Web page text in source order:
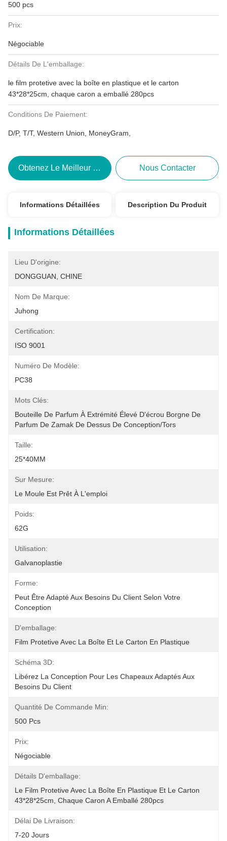
500 pcs
Prix:
Négociable
Détails De L'emballage:
le film protetive avec la boîte en plastique et le carton
43*28*25cm, chaque caron a emballé 280pcs
Conditions De Paiement:
D/P, T/T, Western Union, MoneyGram,
Obtenez Le Meilleur Prix Nous Contacter
Informations Détaillées Description Du Produit
Informations Détaillées
Lieu D'origine:
DONGGUAN, CHINE
Nom De Marque:
Juhong
Certification:
ISO 9001
Numéro De Modèle:
PC38
Mots Clés:
Bouteille De Parfum À Extrémité Élevé D'écrou Borgne De
Parfum De Zamak De Dessus De Conception/tors
Taille:
25*40MM
Sur Mesure:
Le Moule Est Prêt À L'emploi
Poids:
62G
Utilisation:
Galvanoplastie
Forme:
Peut Être Adapté Aux Besoins Du Client Selon Votre
Conception
D'emballage:
Film Protetive Avec La Boîte Et Le Carton En Plastique
Schéma 3D:
Libérez La Conception Pour Les Chapeaux Adaptés Aux
Besoins Du Client
Quantité De Commande Min:
500 Pcs
Prix:
Négociable
Détails D'emballage:
Le Film Protetive Avec La Boîte En Plastique Et Le Carton
43*28*25cm, Chaque Caron A Emballé 280pcs
Délai De Livraison:
7-20 Jours